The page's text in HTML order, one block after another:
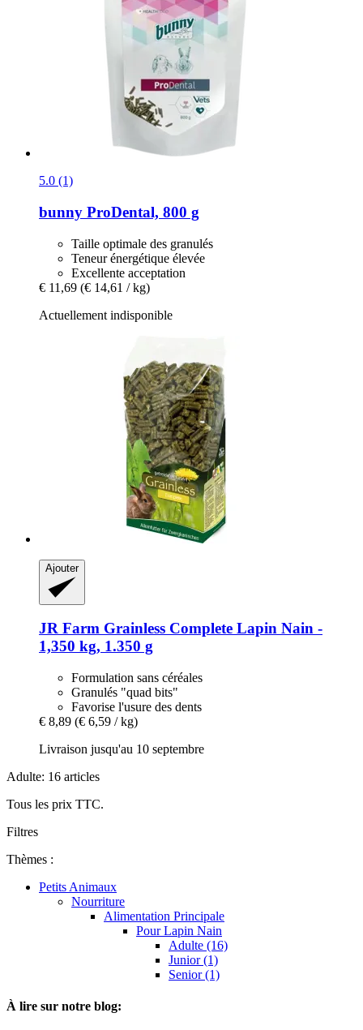
5.0 (1)
bunny ProDental, 800 g
Taille optimale des granulés
Teneur énergétique élevée
Excellente acceptation
€ 11,69 (€ 14,61 / kg)
Actuellement indisponible
Ajouter
JR Farm Grainless Complete Lapin Nain -​
1,350 kg, 1.350 g
Formulation sans céréales
Granulés "quad bits"
Favorise l'usure des dents
€ 8,89 (€ 6,59 / kg)
Livraison jusqu'au 10 septembre
Adulte: 16 articles
Tous les prix TTC.
Filtres
Thèmes :
Petits Animaux
Nourriture
Alimentation Principale
Pour Lapin Nain
Adulte (16)
Junior (1)
Senior (1)
À lire sur notre blog: